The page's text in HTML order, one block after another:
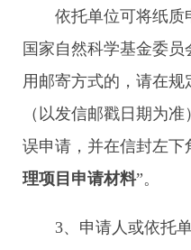
依托单位可将纸质
国家自然科学基金委
用邮寄方式的，请在
（以发信邮戳日期为
误申请，并在信封左下
理项目申请材料”。
3、申请人或依托单